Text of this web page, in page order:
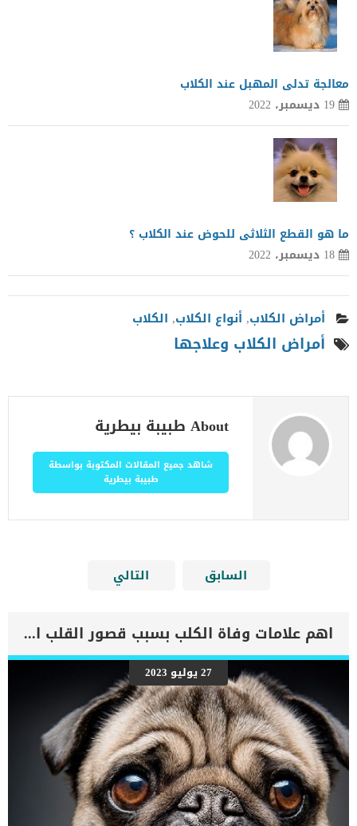
معالجة تدلى المهبل عند الكلاب
19 ديسمبر، 2022
ما هو القطع الثلاثى للحوض عند الكلاب ؟
18 ديسمبر، 2022
أمراض الكلاب, أنواع الكلاب, الكلاب
أمراض الكلاب وعلاجها
About طبيبة بيطرية
شاهد جميع المقالات المكتوبة بواسطة
طبيبة بيطرية
السابق التالي
اهم علامات وفاة الكلب بسبب قصور القلب الاحتقانى
27 يوليو 2023